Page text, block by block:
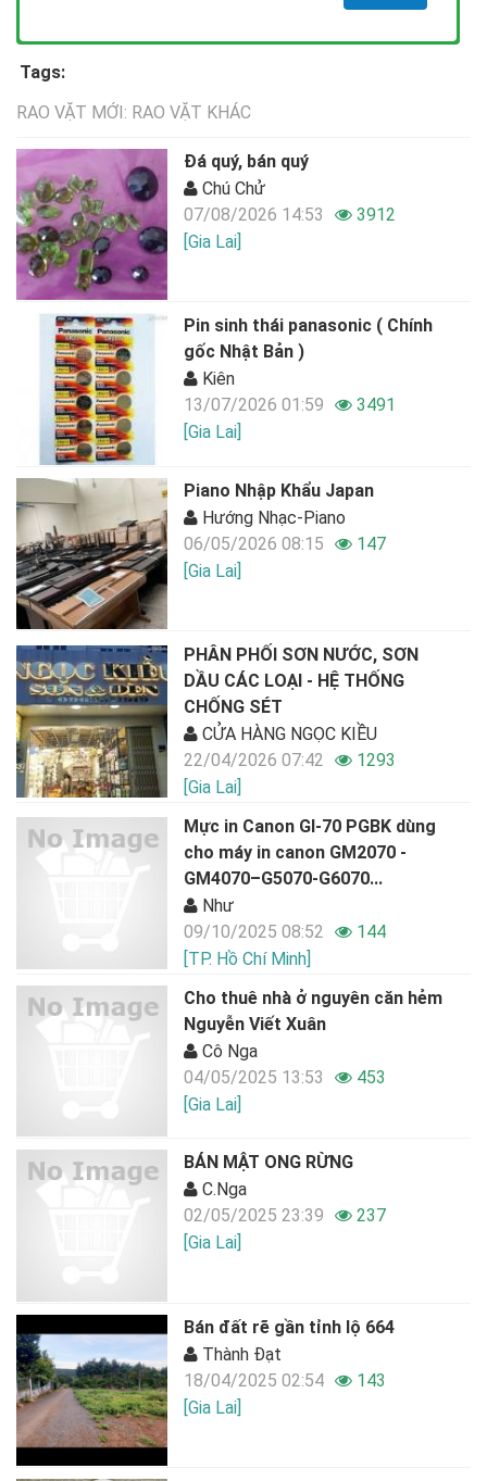
Tags:
RAO VẶT MỚI: RAO VẶT KHÁC
Đá quý, bán quý
Chú Chử
07/08/2026 14:53
3912
[Gia Lai]
Pin sinh thái panasonic ( Chính
gốc Nhật Bản )
Kiên
13/07/2026 01:59
3491
[Gia Lai]
Piano Nhập Khẩu Japan
Hướng Nhạc-Piano
06/05/2026 08:15
147
[Gia Lai]
PHÂN PHỐI SƠN NƯỚC, SƠN
DẦU CÁC LOẠI - HỆ THỐNG
CHỐNG SÉT
CỬA HÀNG NGỌC KIỀU
22/04/2026 07:42
1293
[Gia Lai]
Mực in Canon GI-70 PGBK dùng
cho máy in canon GM2070 -
GM4070–G5070-G6070...
Như
09/10/2025 08:52
144
[TP. Hồ Chí Minh]
Cho thuê nhà ở nguyên căn hẻm
Nguyễn Viết Xuân
Cô Nga
04/05/2025 13:53
453
[Gia Lai]
BÁN MẬT ONG RỪNG
C.Nga
02/05/2025 23:39
237
[Gia Lai]
Bán đất rẽ gần tỉnh lộ 664
Thành Đạt
18/04/2025 02:54
143
[Gia Lai]